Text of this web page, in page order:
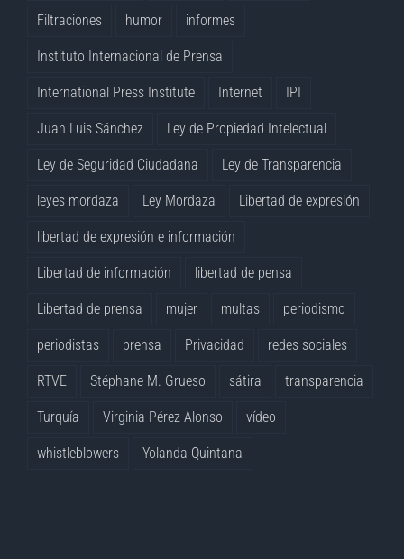
Filtraciones humor informes
Instituto Internacional de Prensa
International Press Institute Internet IPI
Juan Luis Sánchez Ley de Propiedad Intelectual
Ley de Seguridad Ciudadana Ley de Transparencia
leyes mordaza Ley Mordaza Libertad de expresión
libertad de expresión e información
Libertad de información libertad de pensa
Libertad de prensa mujer multas periodismo
periodistas prensa Privacidad redes sociales
RTVE Stéphane M. Grueso sátira transparencia
Turquía Virginia Pérez Alonso vídeo
whistleblowers Yolanda Quintana